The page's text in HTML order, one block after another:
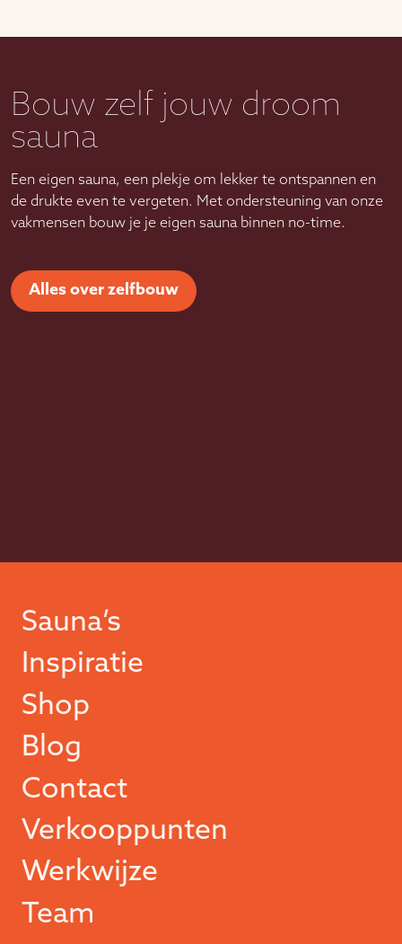
Bouw zelf jouw droom
sauna
Een eigen sauna, een plekje om lekker te ontspannen en
de drukte even te vergeten. Met ondersteuning van onze
vakmensen bouw je je eigen sauna binnen no-time.
Alles over zelfbouw
Sauna’s
Inspiratie
Shop
Blog
Contact
Verkooppunten
Werkwijze
Team